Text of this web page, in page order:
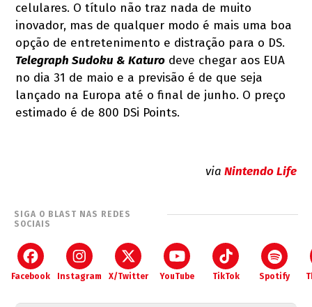
celulares. O título não traz nada de muito
inovador, mas de qualquer modo é mais uma boa
opção de entretenimento e distração para o DS.
Telegraph Sudoku & Katuro deve chegar aos EUA
no dia 31 de maio e a previsão é de que seja
lançado na Europa até o final de junho. O preço
estimado é de 800 DSi Points.
via Nintendo Life
SIGA O BLAST NAS REDES
SOCIAIS
Facebook Instagram X/Twitter YouTube TikTok Spotify